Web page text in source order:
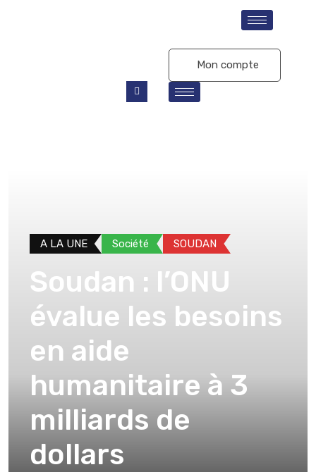
Mon compte
A LA UNE Société SOUDAN
Soudan : l’ONU
évalue les besoins
en aide
humanitaire à 3
milliards de
dollars